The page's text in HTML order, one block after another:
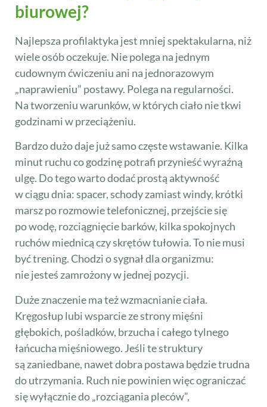
biurowej?
Najlepsza profilaktyka jest mniej spektakularna, niż
wiele osób oczekuje. Nie polega na jednym
cudownym ćwiczeniu ani na jednorazowym
„naprawieniu” postawy. Polega na regularności.
Na tworzeniu warunków, w których ciało nie tkwi
godzinami w przeciążeniu.
Bardzo dużo daje już samo częste wstawanie. Kilka
minut ruchu co godzinę potrafi przynieść wyraźną
ulgę. Do tego warto dodać prostą aktywność
w ciągu dnia: spacer, schody zamiast windy, krótki
marsz po rozmowie telefonicznej, przejście się
po wodę, rozciągnięcie barków, kilka spokojnych
ruchów miednicą czy skrętów tułowia. To nie musi
być trening. Chodzi o sygnał dla organizmu:
nie jesteś zamrożony w jednej pozycji.
Duże znaczenie ma też wzmacnianie ciała.
Kręgosłup lubi wsparcie ze strony mięśni
głębokich, pośladków, brzucha i całego tylnego
łańcucha mięśniowego. Jeśli te struktury
są zaniedbane, nawet dobra postawa będzie trudna
do utrzymania. Ruch nie powinien więc ograniczać
się wyłącznie do „rozciągania pleców”,